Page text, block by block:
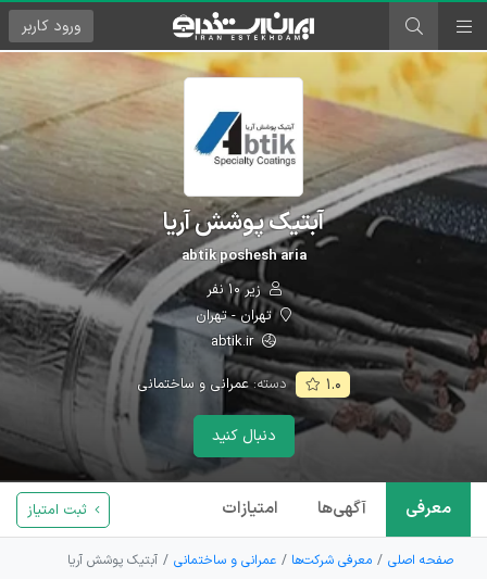
ورود کاربر
آبتیک پوشش آریا
abtik poshesh aria
زیر ۱۰ نفر
تهران - تهران
abtik.ir
۱.۰ دسته:عمرانی و ساختمانی
دنبال کنید
معرفی آگهی‌ها امتیازات ثبت امتیاز
صفحه اصلی معرفی شرکت‌ها عمرانی و ساختمانی آبتیک پوشش آریا